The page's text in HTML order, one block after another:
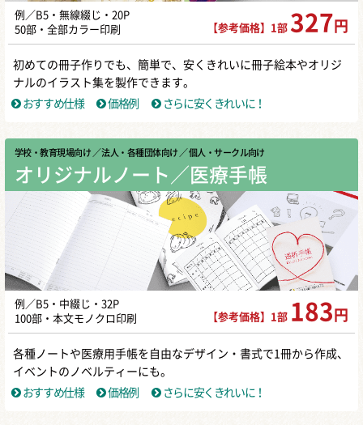
例／B5・無線綴じ・20P
50部・全部カラー印刷
【参考価格】1部 327 円
初めての冊子作りでも、簡単で、安くきれいに冊子絵本やオリジ
ナルのイラスト集を製作できます。
おすすめ仕様
価格例 さらに安くきれいに！
学校・教育現場向け ／ 法人・各種団体向け ／ 個人・サークル向け
オリジナルノート／医療手帳
例／B5・中綴じ・32P
100部・本文モノクロ印刷
【参考価格】1部 183 円
各種ノートや医療用手帳を自由なデザイン・書式で1冊から作成、
イベントのノベルティーにも。
おすすめ仕様
価格例 さらに安くきれいに！